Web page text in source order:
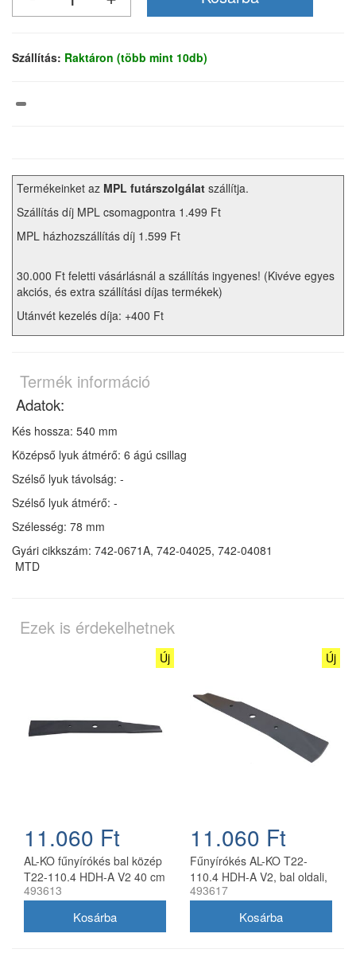
Szállítás: Raktáron (több mint 10db)
Termékeinket az MPL futárszolgálat szállítja.
Szállítás díj MPL csomagpontra 1.499 Ft
MPL házhozszállítás díj 1.599 Ft
30.000 Ft feletti vásárlásnál a szállítás ingyenes! (Kivéve egyes
akciós, és extra szállítási díjas termékek)
Utánvét kezelés díja: +400 Ft
Termék információ
Adatok:
Kés hossza: 540 mm
Középső lyuk átmérő: 6 ágú csillag
Szélső lyuk távolság: -
Szélső lyuk átmérő: -
Szélesség: 78 mm
Gyári cikkszám: 742-0671A, 742-04025, 742-04081
MTD
Ezek is érdekelhetnek
Új
11.060 Ft
AL-KO fűnyírókés bal közép
T22-110.4 HDH-A V2 40 cm
493613
Új
11.060 Ft
Fűnyírókés AL-KO T22-
110.4 HDH-A V2, bal oldali,
40 cm
493617